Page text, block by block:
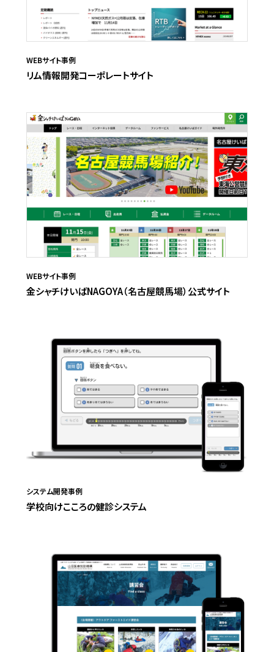
WEBサイト事例
リム情報開発コーポレートサイト
WEBサイト事例
金シャチけいばNAGOYA（名古屋競馬場）公式サイト
システム開発事例
学校向けこころの健診システム